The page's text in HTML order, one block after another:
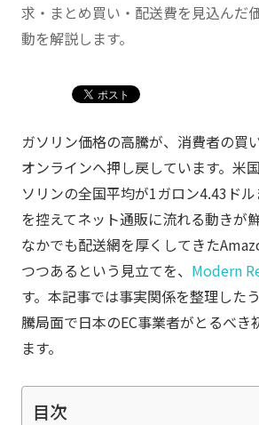
求・まとめ買い・配送費を見込んだ
動を解説します。
ガソリン価格の高騰が、消費者の買
オンラインへ押し戻しています。米
ソリンの全国平均が1ガロン4.43ド
を控えてネット通販に流れる動きが
なかでも配送網を厚くしてきた
つつあるという見立てを、 Modern
す。本記事では事実関係を整理した
騰局面で日本のEC事業者がとるべき
ます。
目次